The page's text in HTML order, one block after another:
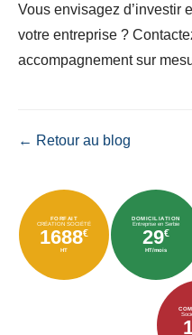
Vous envisagez d’investir
votre entreprise ?
accompagnement sur
← Retour au blog
FORFAIT
CRÉATION SOCIÉTÉ
1688€
HT
DOMICILIATION
Entreprise en Serbie
29€
HT/mois